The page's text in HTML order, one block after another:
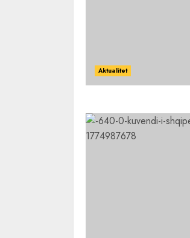
Aktualitet